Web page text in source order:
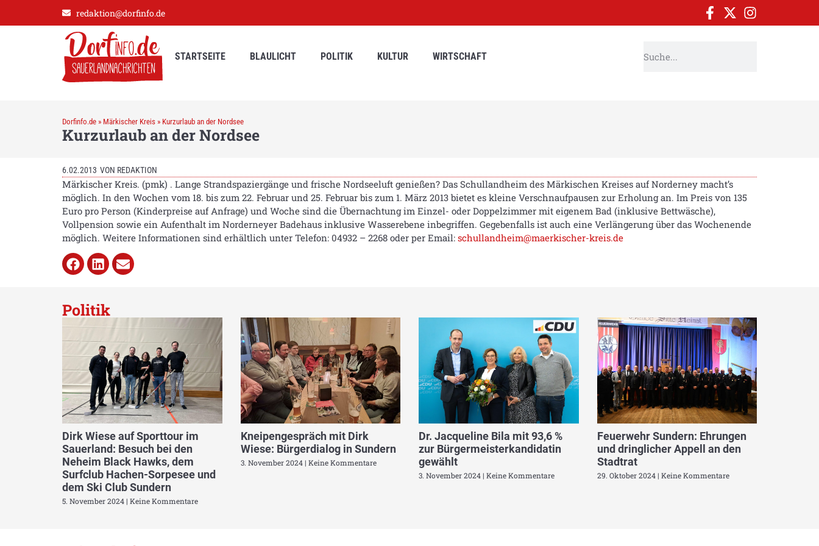
redaktion@dorfinfo.de
STARTSEITE BLAULICHT POLITIK KULTUR WIRTSCHAFT
Dorfinfo.de » Märkischer Kreis » Kurzurlaub an der Nordsee
Kurzurlaub an der Nordsee
6.02.2013 VON REDAKTION
Märkischer Kreis. (pmk) . Lange Strandspaziergänge und frische Nordseeluft genießen? Das Schullandheim des Märkischen Kreises auf Norderney macht’s
möglich. In den Wochen vom 18. bis zum 22. Februar und 25. Februar bis zum 1. März 2013 bietet es kleine Verschnaufpausen zur Erholung an. Im Preis von 135
Euro pro Person (Kinderpreise auf Anfrage) und Woche sind die Übernachtung im Einzel- oder Doppelzimmer mit eigenem Bad (inklusive Bettwäsche),
Vollpension sowie ein Aufenthalt im Norderneyer Badehaus inklusive Wasserebene inbegriffen. Gegebenfalls ist auch eine Verlängerung über das Wochenende
möglich. Weitere Informationen sind erhältlich unter Telefon: 04932 – 2268 oder per Email: schullandheim@maerkischer-kreis.de
Politik
Dirk Wiese auf Sporttour im
Sauerland: Besuch bei den
Neheim Black Hawks, dem
Surfclub Hachen-Sorpesee und
dem Ski Club Sundern
5. November 2024 Keine Kommentare
Kneipengespräch mit Dirk
Wiese: Bürgerdialog in Sundern
3. November 2024 Keine Kommentare
Dr. Jacqueline Bila mit 93,6 %
zur Bürgermeisterkandidatin
gewählt
3. November 2024 Keine Kommentare
Feuerwehr Sundern: Ehrungen
und dringlicher Appell an den
Stadtrat
29. Oktober 2024 Keine Kommentare